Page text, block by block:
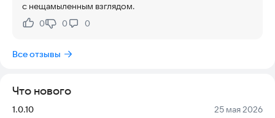
✅ Честные цены — сравнивайте стоимость одинаковых
букетов в разных магазинах и не платите лишнего.
букетов. Никаких «картинок», только то, что есть в наличии.
пионы, хризантемы, орхидеи), по цене, по району доставки и
по поводу.
с нещамыленным взглядом.
Нравится:
0Не нравится:
0 0
Все отзывы
Что нового
Версия:
1.0.10 Дата:
25 мая 2026